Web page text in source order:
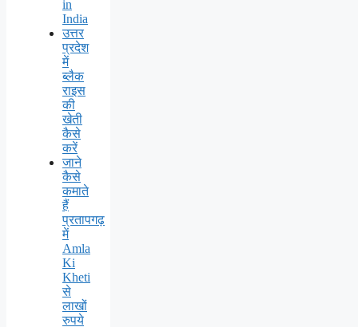
in
India
उत्तर
प्रदेश
में
ब्लैक
राइस
की
खेती
कैसे
करें
जाने
कैसे
कमाते
हैं
प्रतापगढ़
में
Amla
Ki
Kheti
से
लाखों
रुपये